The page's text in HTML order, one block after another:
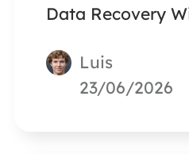
Data Recovery
Luis
23/06/2026